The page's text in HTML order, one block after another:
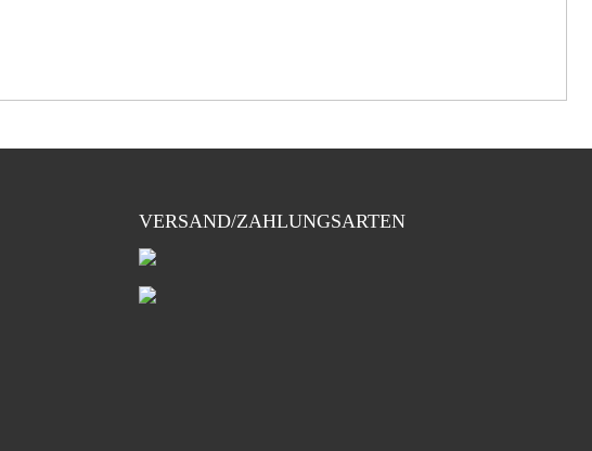
VERSAND/ZAHLUNGSARTEN